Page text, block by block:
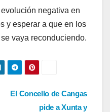
negativa en
y esperar a que en los
vaya reconduciendo.
El Concello de Cangas
pide a Xunta y